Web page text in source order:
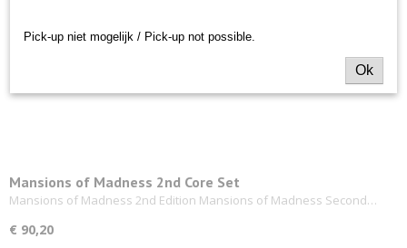
Mansions of Madness 2nd Core Set
Mansions of Madness 2nd Edition Mansions of Madness Second…
€ 90,20
Pick-up niet mogelijk / Pick-up not possible.
Ok